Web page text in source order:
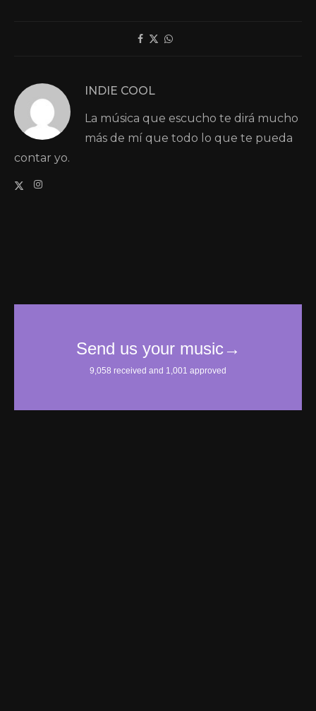
INDIE COOL
La música que escucho te dirá mucho
más de mí que todo lo que te pueda
contar yo.